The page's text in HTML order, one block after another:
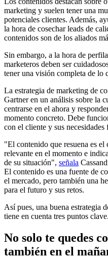
marketing y suelen tener una
potenciales clientes. Además,
la hora de cosechar leads de
contenidos son de los aliados
Sin embargo, a la hora de
marketeros deben ser
tener una visión completa de lo
La estrategia de marketing de
Gartner en un análisis sobre la
centrarse en el ahora y
momento concreto. Debe
con el cliente y sus necesidades
"El contenido que resuena es
relevante en el momento e
de su situación", señala
El contenido es una fuente de
el mercado, pero también una
para el futuro y sus retos.
Así pues, una buena estrategia
tiene en cuenta tres puntos clave.
No solo te quedes
también en el